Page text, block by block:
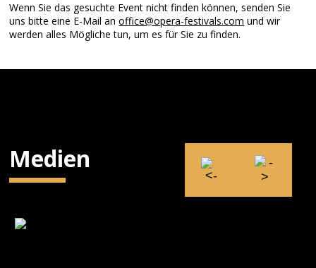
Wenn Sie das gesuchte Event nicht finden können, senden Sie
uns bitte eine E-Mail anoffice@opera-festivals.com und wir
werden alles Mögliche tun, um es für Sie zu finden.
Medien